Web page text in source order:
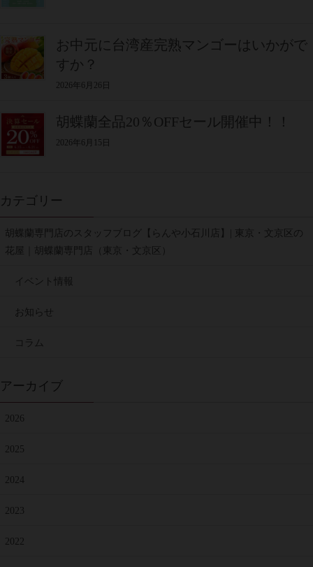
お中元に台湾産完熟マンゴーはいかがで
すか？
2026年6月26日
胡蝶蘭全品20％OFFセール開催中！！
2026年6月15日
カテゴリー
胡蝶蘭専門店のスタッフブログ【らんや小石川店】| 東京・文京区の
花屋｜胡蝶蘭専門店（東京・文京区）
イベント情報
お知らせ
コラム
アーカイブ
2026
2025
2024
2023
2022